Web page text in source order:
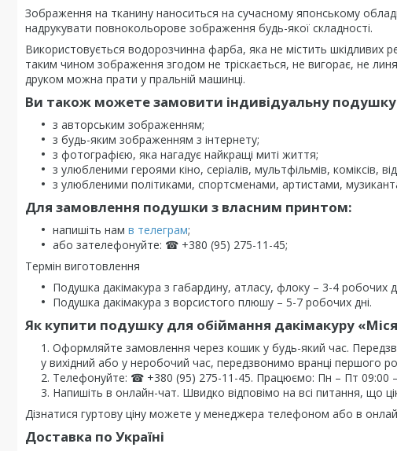
Зображення на тканину наноситься на сучасному японському
надрукувати повнокольорове зображення будь-якої складності.
Використовується водорозчинна фарба, яка не містить
таким чином зображення згодом не тріскається, не вигорає, не
друком можна прати у пральній машинці.
Ви також можете замовити індивідуальну подушку
з авторським зображенням;
з будь-яким зображенням з інтернету;
з фотографією, яка нагадує найкращі миті життя;
з улюбленими героями кіно, серіалів, мультфільмів, коміксів,
з улюбленими політиками, спортсменами, артистами,
Для замовлення подушки з власним принтом:
напишіть нам в телеграм;
або зателефонуйте: ☎ +380 (95) 275-11-45;
Термін виготовлення
Подушка дакімакура з габардину, атласу, флоку – 3-4 робочих
Подушка дакімакура з ворсистого плюшу – 5-7 робочих дні.
Як купити подушку для обіймання дакімакуру
Оформляйте замовлення через кошик у будь-який час.
у вихідний або у неробочий час, передзвонимо вранці першого
Телефонуйте: ☎ +380 (95) 275-11-45. Працюємо: Пн – Пт 09:00
Напишіть в онлайн-чат. Швидко відповімо на всі питання, що
Дізнатися гуртову ціну можете у менеджера телефоном або в
Доставка по Україні